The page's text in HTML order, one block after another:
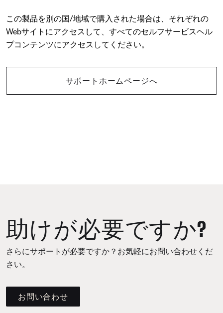
この製品を別の国/地域で購入された場合は、それぞれの
Webサイトにアクセスして、すべてのセルフサービスヘル
プコンテンツにアクセスしてください。
サポートホームページへ
助けが必要ですか?
さらにサポートが必要ですか？お気軽にお問い合わせくだ
さい。
お問い合わせ